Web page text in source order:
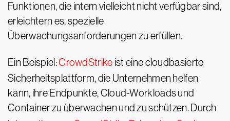
Funktionen, die intern vielleicht nicht verfügbar sind,
erleichtern es, spezielle
Überwachungsanforderungen zu erfüllen.
Ein Beispiel:CrowdStrike ist eine cloudbasierte
Sicherheitsplattform, die Unternehmen helfen
kann, ihre Endpunkte, Cloud-Workloads und
Container zu überwachen und zu schützen. Durch